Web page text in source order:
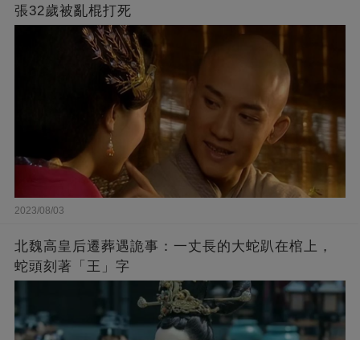
張32歲被亂棍打死
2023/08/03
北魏高皇后遷葬遇詭事：一丈長的大蛇趴在棺上，
蛇頭刻著「王」字